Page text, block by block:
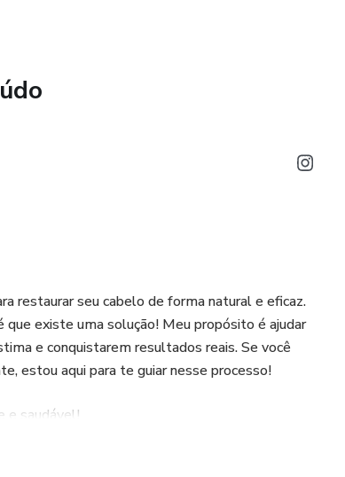
restaurar seu cabelo de forma natural e eficaz.
existe uma solução! Meu propósito é ajudar
e conquistarem resultados reais. Se você
estou aqui para te guiar nesse processo!
e saudável!